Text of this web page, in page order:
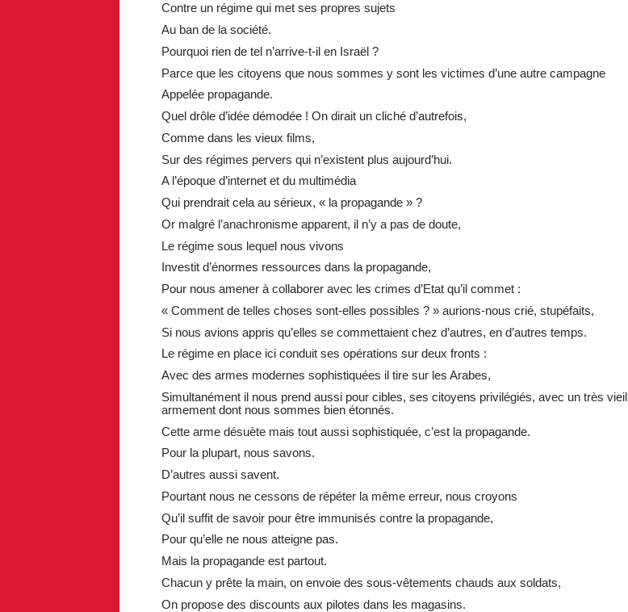
Contre un régime qui met ses propres sujets
Au ban de la société.
Pourquoi rien de tel n’arrive-t-il en Israël ?
Parce que les citoyens que nous sommes y sont les victimes d’une autre campagne
Appelée propagande.
Quel drôle d’idée démodée ! On dirait un cliché d’autrefois,
Comme dans les vieux films,
Sur des régimes pervers qui n’existent plus aujourd’hui.
A l’époque d’internet et du multimédia
Qui prendrait cela au sérieux, « la propagande » ?
Or malgré l’anachronisme apparent, il n’y a pas de doute,
Le régime sous lequel nous vivons
Investit d’énormes ressources dans la propagande,
Pour nous amener à collaborer avec les crimes d’Etat qu’il commet :
« Comment de telles choses sont-elles possibles ? » aurions-nous crié, stupéfaits,
Si nous avions appris qu’elles se commettaient chez d’autres, en d’autres temps.
Le régime en place ici conduit ses opérations sur deux fronts :
Avec des armes modernes sophistiquées il tire sur les Arabes,
Simultanément il nous prend aussi pour cibles, ses citoyens privilégiés, avec un très vieil
armement dont nous sommes bien étonnés.
Cette arme désuète mais tout aussi sophistiquée, c’est la propagande.
Pour la plupart, nous savons.
D’autres aussi savent.
Pourtant nous ne cessons de répéter la même erreur, nous croyons
Qu’il suffit de savoir pour être immunisés contre la propagande,
Pour qu’elle ne nous atteigne pas.
Mais la propagande est partout.
Chacun y prête la main, on envoie des sous-vêtements chauds aux soldats,
On propose des discounts aux pilotes dans les magasins.